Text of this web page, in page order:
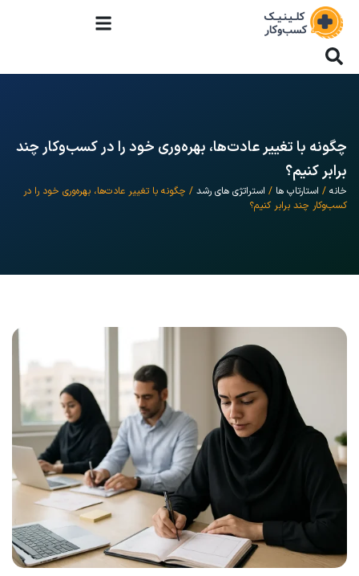
چگونه با تغییر عادت‌ها، بهره‌وری خود را در کسب‌وکار چند
برابر کنیم؟
خانه / استارتاپ ها / استراتژی های رشد / چگونه با تغییر عادت‌ها، بهره‌وری خود را در
کسب‌وکار چند برابر کنیم؟